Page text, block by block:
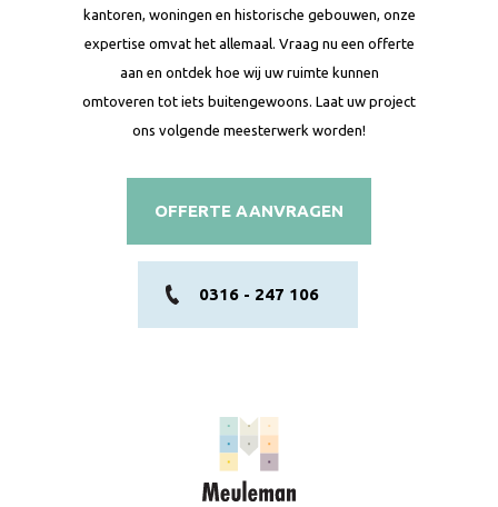
kantoren, woningen en historische gebouwen, onze
expertise omvat het allemaal. Vraag nu een offerte
aan en ontdek hoe wij uw ruimte kunnen
omtoveren tot iets buitengewoons. Laat uw project
ons volgende meesterwerk worden!
OFFERTE AANVRAGEN
0316 - 247 106